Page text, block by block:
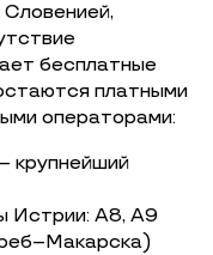
бесплатные
платными
операторами:
крупнейший
Истрии: A8, A9